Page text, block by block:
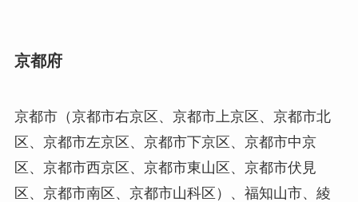
京都府
京都市（京都市右京区、京都市上京区、京都市北
区、京都市左京区、京都市下京区、京都市中京
区、京都市西京区、京都市東山区、京都市伏見
区、京都市南区、京都市山科区）、福知山市、綾